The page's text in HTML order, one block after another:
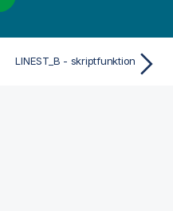
LINEST_B - skriptfunktion